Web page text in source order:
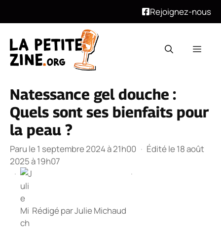
Rejoignez-nous
contenu
Natessance gel douche :
Quels sont ses bienfaits pour
la peau ?
Paru le 1 septembre 2024 à 21h00 · Édité le 18 août
2025 à 19h07
·
Rédigé parJulie Michaud
·